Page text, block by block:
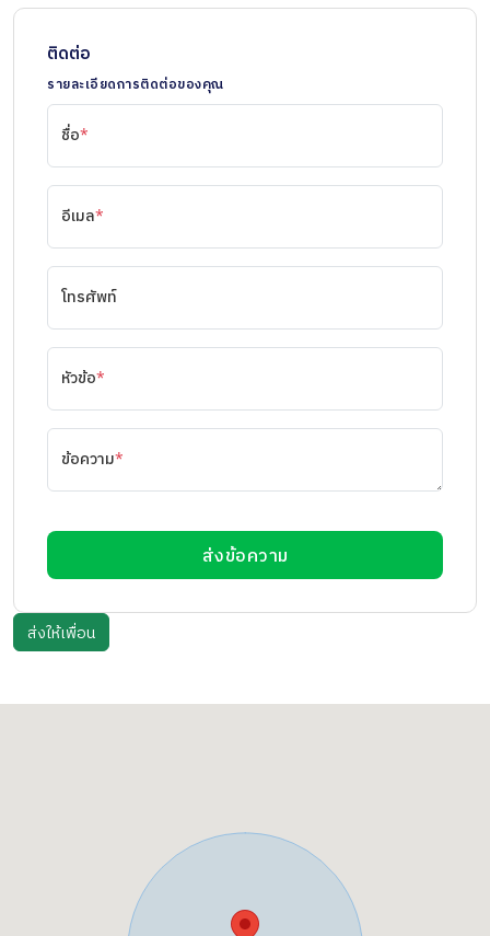
ติดต่อ
รายละเอียดการติดต่อของคุณ
ชื่อ*
อีเมล*
โทรศัพท์
หัวข้อ*
ข้อความ*
ส่งข้อความ